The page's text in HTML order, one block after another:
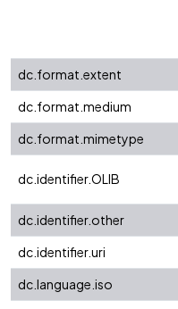
dc.format.extent
dc.format.medium
dc.format.mimetype
dc.identifier.OLIB
dc.identifier.other
dc.identifier.uri
dc.language.iso